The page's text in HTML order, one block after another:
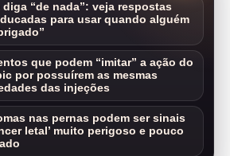
diga “de nada”: veja respostas
para usar quando alguém
que podem “imitar” a ação do
por possuírem as mesmas
das injeções
nas pernas podem ser sinais
letal’ muito perigoso e pouco